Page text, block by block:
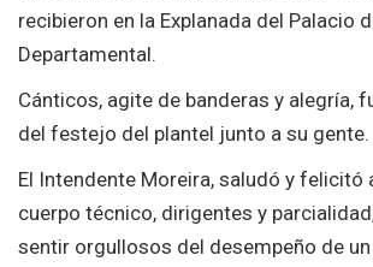
recibieron en la Explanada del Palacio
Departamental.
Cánticos, agite de banderas y alegría,
del festejo del plantel junto a su gente.
El Intendente Moreira, saludó y felicitó
cuerpo técnico, dirigentes y
sentir orgullosos del desempeño de